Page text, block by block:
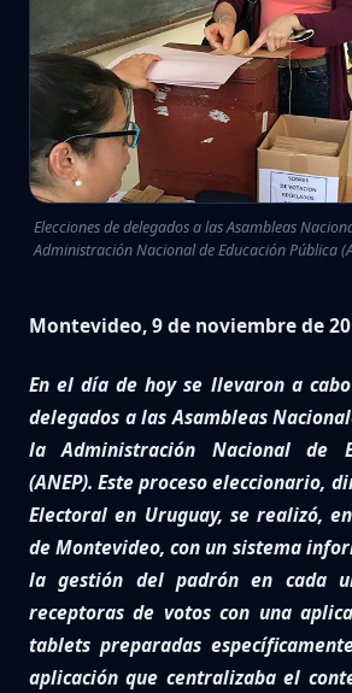
Elecciones de delegados a las Asambleas
Administración Nacional de Educación Pública
Montevideo, 9 de noviembre de
En el día de hoy se llevaron a
delegados a las Asambleas
la Administración Nacional de
(ANEP). Este proceso eleccionario,
Electoral en Uruguay, se realizó,
de Montevideo, con un sistema
la gestión del padrón en cada
receptoras de votos con una
tablets preparadas
aplicación que centralizaba el